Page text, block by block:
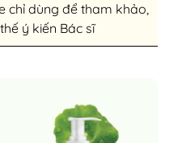
chỉ dùng để tham khảo,
ý kiến Bác sĩ